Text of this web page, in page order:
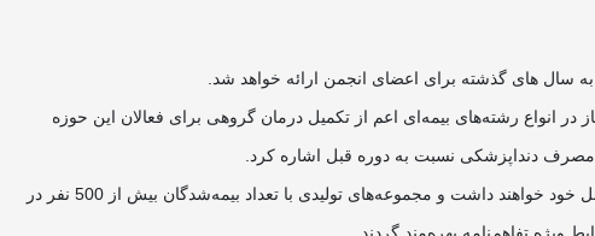
سال های گذشته برای اعضای انجمن ارائه خواهد شد.
انواع رشته‌های بیمه‌ای اعم از تکمیل درمان گروهی برای فعالان این حوزه
این گزارش می‌افزاید: به موجب این تفاهمنامه هر‌یک از مجموعه‌های تولیدی امکان انتخاب یک طرح بیمه‌ای از بین 3 طرح ارائه شده را جهت پرسنل خود خواهند داشت و مجموعه‌های تولیدی با تعداد بیمه‌شدگان بیش از 500 نفر در